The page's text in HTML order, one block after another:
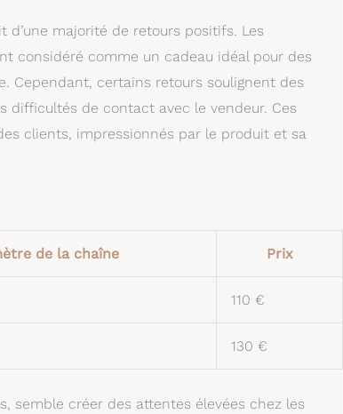
d’une majorité de retours positifs. Les
considéré comme un cadeau idéal pour des
Cependant, certains retours soulignent des
difficultés de contact avec le vendeur. Ces
clients, impressionnés par le produit et sa
de la chaîne Prix
110 €
130 €
semble créer des attentes élevées chez les